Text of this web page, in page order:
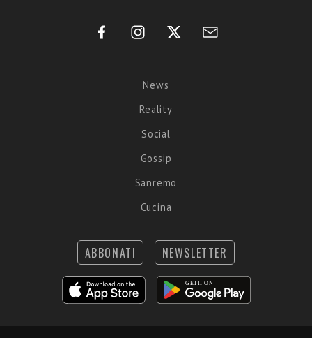
News
Reality
Social
Gossip
Sanremo
Cucina
ABBONATI NEWSLETTER